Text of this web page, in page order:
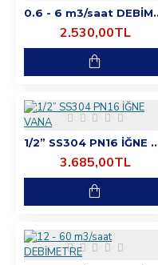
0.6 - 6
2.530,00TL
1/2” SS304
3.685,00TL